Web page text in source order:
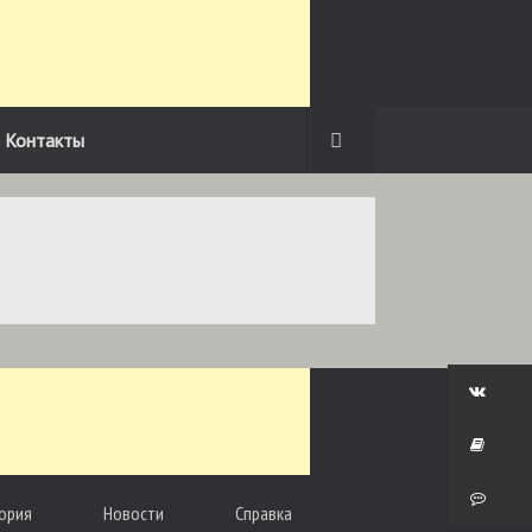
Контакты
Новости
Справка